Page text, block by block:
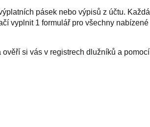
pásek nebo výpisů z účtu. Každá
vyplnit 1 formulář pro všechny nabízené
si vás v registrech dlužníků a pomocí